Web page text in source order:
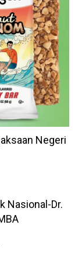
Negeri
Nasional-Dr.